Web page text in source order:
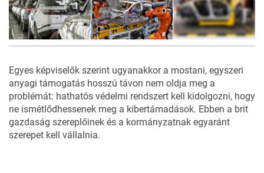
Egyes képviselők szerint ugyanakkor a mostani, egyszeri
anyagi támogatás hosszú távon nem oldja meg a
problémát: hathatós védelmi rendszert kell kidolgozni, hogy
ne ismétlődhessenek meg a kibertámadások. Ebben a brit
gazdaság szereplőinek és a kormányzatnak egyaránt
szerepet kell vállalnia.